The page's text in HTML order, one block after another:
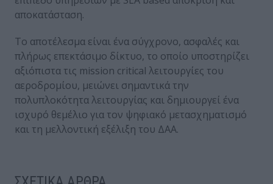
αποκατάσταση.
Το αποτέλεσμα είναι ένα σύγχρονο, ασφαλές και
πλήρως επεκτάσιμο δίκτυο, το οποίο υποστηρίζει
αξιόπιστα τις mission critical λειτουργίες του
αεροδρομίου, μειώνει σημαντικά την
πολυπλοκότητα λειτουργίας και δημιουργεί ένα
ισχυρό θεμέλιο για τον ψηφιακό μετασχηματισμό
και τη μελλοντική εξέλιξη του ΔΑΑ.